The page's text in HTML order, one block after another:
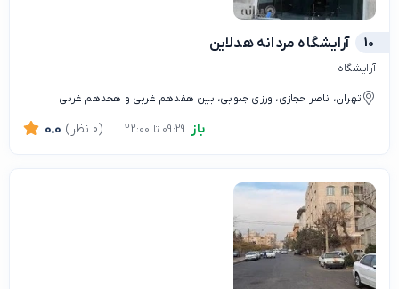
10 آرایشگاه مردانه هدلاین
آرایشگاه
تهران، ناصر حجازی، ورزی جنوبی، بین هفدهم غربی و هجدهم غربی
باز 0.0 (0 نظر)